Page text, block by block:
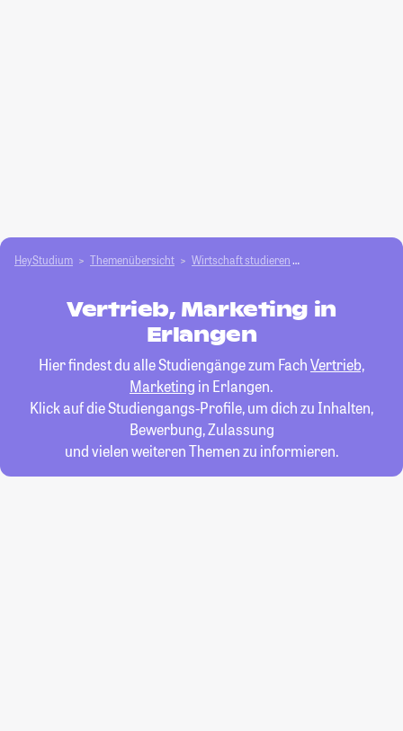
HeyStudium Themenübersicht Wirtschaft studieren
Vertrieb, Marketing in
Erlangen
Hier findest du alle Studiengänge zum FachVertrieb,
Marketing in Erlangen.
Klick auf die Studiengangs-Profile, um dich zu Inhalten,
Bewerbung, Zulassung
und vielen weiteren Themen zu informieren.